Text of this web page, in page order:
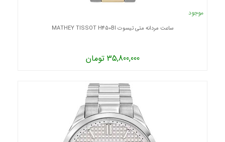
موجود
ساعت مردانه متی تیسوت MATHEY TISSOT H450BI
35,800,000 تومان